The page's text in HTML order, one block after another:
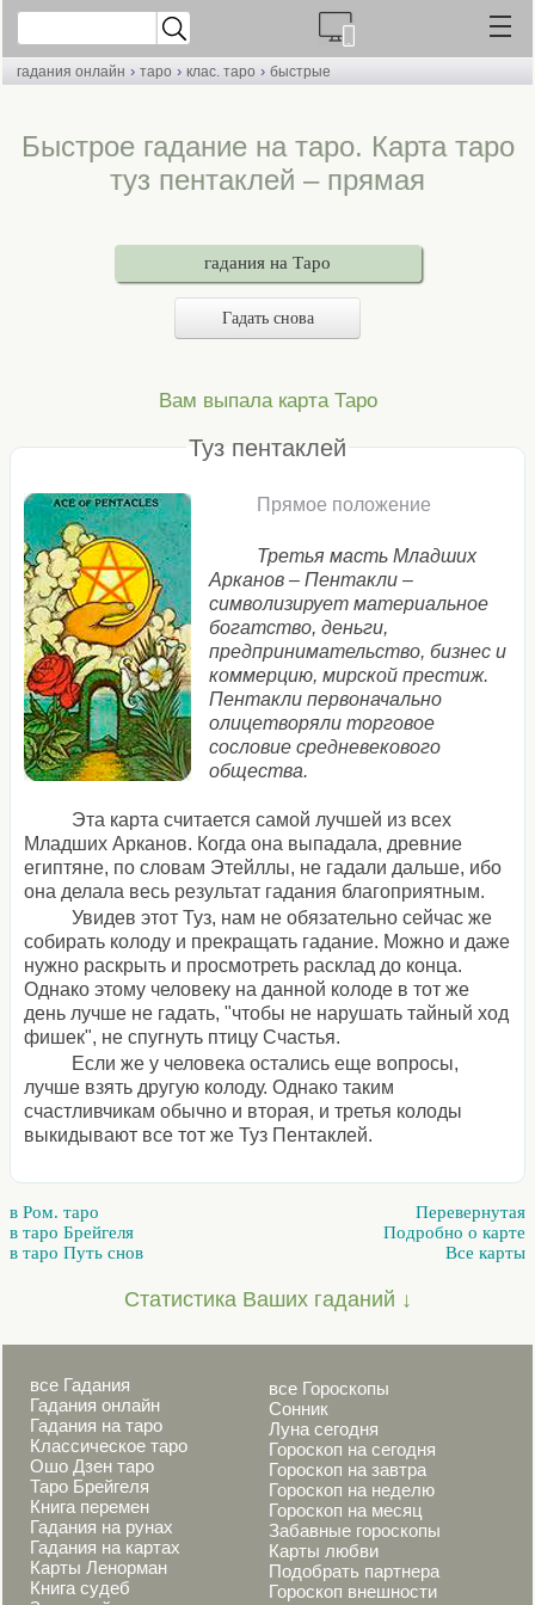
гадания онлайн › таро › клас. таро › быстрые
Быстрое гадание на таро. Карта таро
туз пентаклей – прямая
гадания на Таро
Гадать снова
Вам выпала карта Таро
Туз пентаклей
Прямое положение
Третья масть Младших
Арканов – Пентакли –
символизирует материальное
богатство, деньги,
предпринимательство, бизнес и
коммерцию, мирской престиж.
Пентакли первоначально
олицетворяли торговое
сословие средневекового
общества.
Эта карта считается самой лучшей из всех
Младших Арканов. Когда она выпадала, древние
египтяне, по словам Этейллы, не гадали дальше, ибо
она делала весь результат гадания благоприятным.
Увидев этот Туз, нам не обязательно сейчас же
собирать колоду и прекращать гадание. Можно и даже
нужно раскрыть и просмотреть расклад до конца.
Однако этому человеку на данной колоде в тот же
день лучше не гадать, "чтобы не нарушать тайный ход
фишек", не спугнуть птицу Счастья.
Если же у человека остались еще вопросы,
лучше взять другую колоду. Однако таким
счастливчикам обычно и вторая, и третья колоды
выкидывают все тот же Туз Пентаклей.
в Ром. таро
в таро Брейгеля
в таро Путь снов
Перевернутая
Подробно о карте
Все карты
Статистика Ваших гаданий ↓
все Гадания
Гадания онлайн
Гадания на таро
Классическое таро
Ошо Дзен таро
Таро Брейгеля
Книга перемен
Гадания на рунах
Гадания на картах
Карты Ленорман
Книга судеб
все Гороскопы
Сонник
Луна сегодня
Гороскоп на сегодня
Гороскоп на завтра
Гороскоп на неделю
Гороскоп на месяц
Забавные гороскопы
Карты любви
Подобрать партнера
Гороскоп внешности